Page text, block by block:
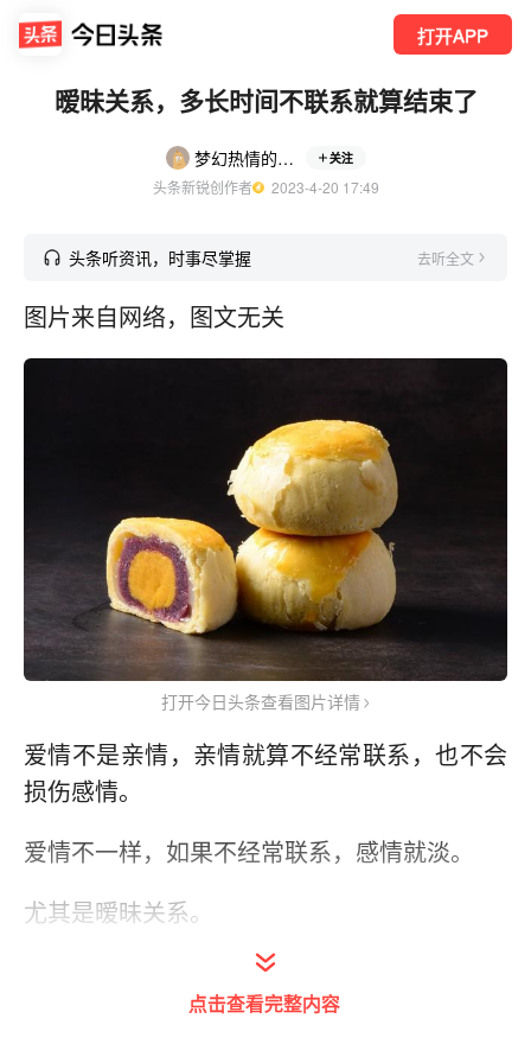
打开APP
暧昧关系，多长时间不联系就算结束了
梦幻热情的豆花 关注
头条新锐创作者
  2023-4-20 17:49
头条听资讯，时事尽掌握 去听全文
图片来自网络，图文无关
打开今日头条查看图片详情
爱情不是亲情，亲情就算不经常联系，也不会
损伤感情。
爱情不一样，如果不经常联系，感情就淡。
尤其是暧昧关系。
它和正式情侣又不一样。
点击查看完整内容